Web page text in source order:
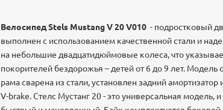
Велосипед Stels Mustang V 20 V010 - подростковый
выполнен с использованием качественной стали и
на небольшие двадцатидюймовые колеса, что
покорителей бездорожья – детей от 6 до 9 лет.
рама сварена из стали, установлен задний
V-brake. Стелс Мустанг 20 - это универсальная